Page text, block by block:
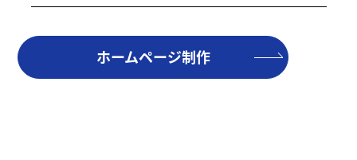
ホームページ制作